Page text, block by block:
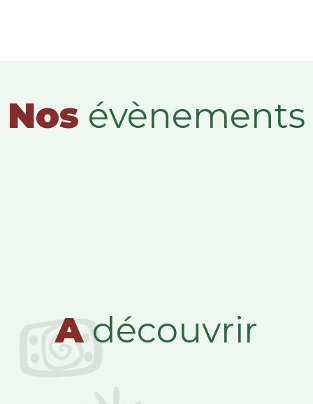
Nos évènements
Adécouvrir